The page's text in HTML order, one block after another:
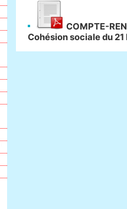
COMPTE-
Cohésion sociale du